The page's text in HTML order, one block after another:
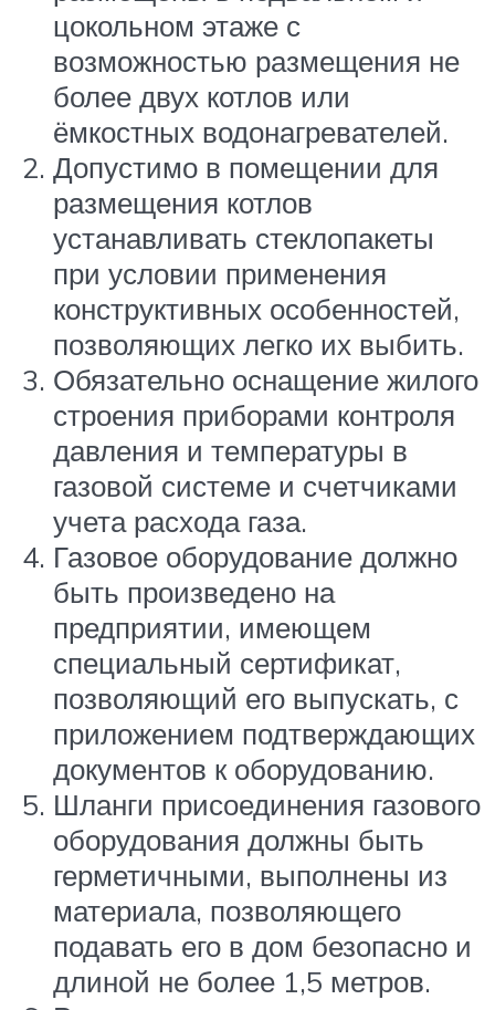
цокольном этаже с
возможностью размещения не
более двух котлов или
ёмкостных водонагревателей.
Допустимо в помещении для
размещения котлов
устанавливать стеклопакеты
при условии применения
конструктивных особенностей,
позволяющих легко их выбить.
Обязательно оснащение жилого
строения приборами контроля
давления и температуры в
газовой системе и счетчиками
учета расхода газа.
Газовое оборудование должно
быть произведено на
предприятии, имеющем
специальный сертификат,
позволяющий его выпускать, с
приложением подтверждающих
документов к оборудованию.
Шланги присоединения газового
оборудования должны быть
герметичными, выполнены из
материала, позволяющего
подавать его в дом безопасно и
длиной не более 1,5 метров.